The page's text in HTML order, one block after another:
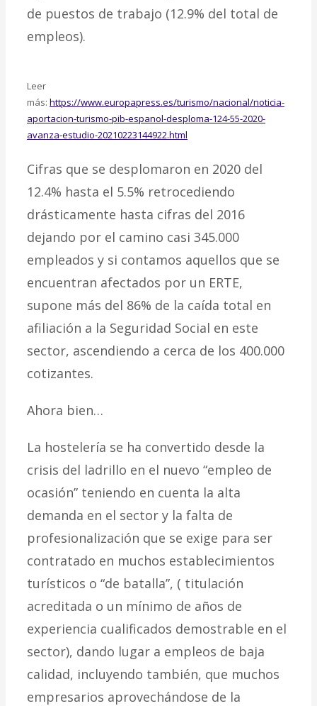
de puestos de trabajo (12.9% del total de
empleos).
Leer
más: https://www.europapress.es/turismo/nacional/noticia-
aportacion-turismo-pib-espanol-desploma-124-55-2020-
avanza-estudio-20210223144922.html
Cifras que se desplomaron en 2020 del
12.4% hasta el 5.5% retrocediendo
drásticamente hasta cifras del 2016
dejando por el camino casi 345.000
empleados y si contamos aquellos que se
encuentran afectados por un ERTE,
supone más del 86% de la caída total en
afiliación a la Seguridad Social en este
sector, ascendiendo a cerca de los 400.000
cotizantes.
Ahora bien…
La hostelería se ha convertido desde la
crisis del ladrillo en el nuevo “empleo de
ocasión” teniendo en cuenta la alta
demanda en el sector y la falta de
profesionalización que se exige para ser
contratado en muchos establecimientos
turísticos o “de batalla”, ( titulación
acreditada o un mínimo de años de
experiencia cualificados demostrable en el
sector), dando lugar a empleos de baja
calidad, incluyendo también, que muchos
empresarios aprovechándose de la